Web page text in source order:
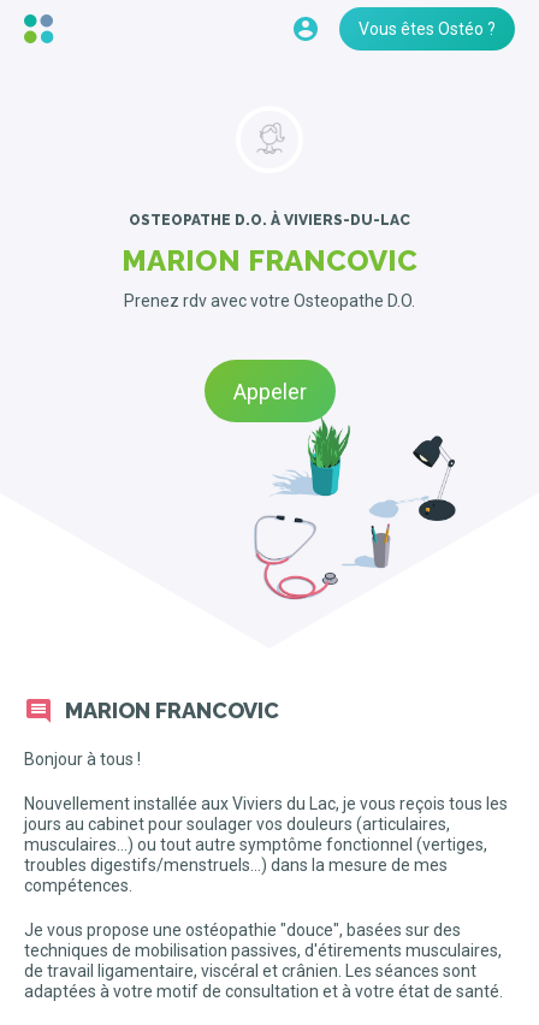
Vous êtes Ostéo ?
OSTEOPATHE D.O. À VIVIERS-DU-LAC
MARION FRANCOVIC
Prenez rdv avec votre Osteopathe D.O.
Appeler
MARION FRANCOVIC
Bonjour à tous !
Nouvellement installée aux Viviers du Lac, je vous reçois tous les
jours au cabinet pour soulager vos douleurs (articulaires,
musculaires...) ou tout autre symptôme fonctionnel (vertiges,
troubles digestifs/menstruels...) dans la mesure de mes
compétences.
Je vous propose une ostéopathie "douce", basées sur des
techniques de mobilisation passives, d'étirements musculaires,
de travail ligamentaire, viscéral et crânien. Les séances sont
adaptées à votre motif de consultation et à votre état de santé.